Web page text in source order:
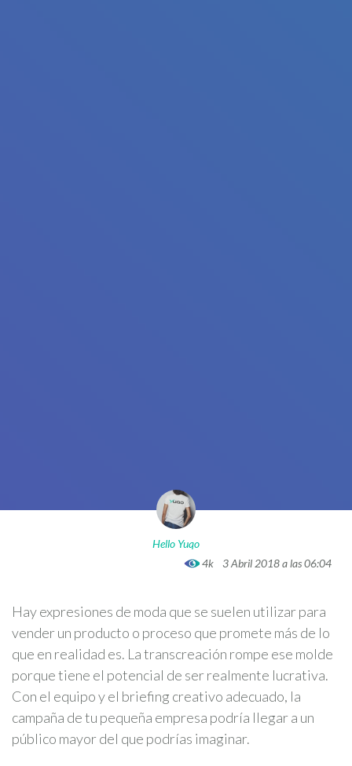
Hello Yuqo
4k
3 Abril 2018 a las 06:04
Hay expresiones de moda que se suelen utilizar para
vender un producto o proceso que promete más de lo
que en realidad es. La transcreación rompe ese molde
porque tiene el potencial de ser realmente lucrativa.
Con el equipo y el briefing creativo adecuado, la
campaña de tu pequeña empresa podría llegar a un
público mayor del que podrías imaginar.